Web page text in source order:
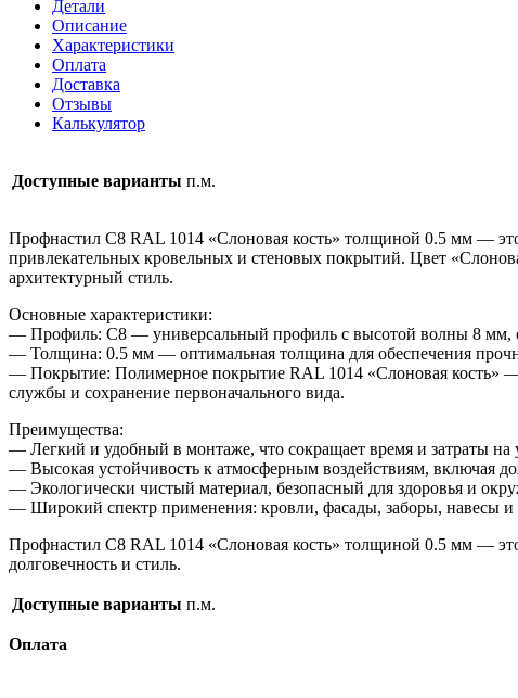
1014
слоновая
кость
Детали
Описание
Характеристики
Оплата
Доставка
Отзывы
Калькулятор
Доступные варианты п.м.
Профнастил С8 RAL 1014 «Слоновая кость» толщиной 0.5 мм —
привлекательных кровельных и стеновых покрытий. Цвет
архитектурный стиль.
Основные характеристики:
— Профиль: С8 — универсальный профиль с высотой волны 8 мм,
— Толщина: 0.5 мм — оптимальная толщина для обеспечения
— Покрытие: Полимерное покрытие RAL 1014 «Слоновая кость» —
службы и сохранение первоначального вида.
Преимущества:
— Легкий и удобный в монтаже, что сокращает время и затраты на
— Высокая устойчивость к атмосферным воздействиям, включая
— Экологически чистый материал, безопасный для здоровья и
— Широкий спектр применения: кровли, фасады, заборы, навесы и
Профнастил С8 RAL 1014 «Слоновая кость» толщиной 0.5 мм — это
долговечность и стиль.
Доступные варианты п.м.
Оплата